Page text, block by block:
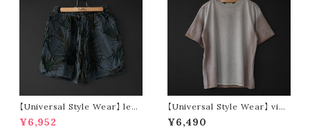
【Universal Style Wear】 leaf
short pants (black)
¥6,952
【Universal Style Wear】 vint
age type tee (pink)
¥6,490